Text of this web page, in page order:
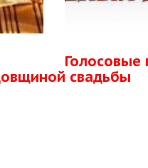
Голосовые
свадьбы